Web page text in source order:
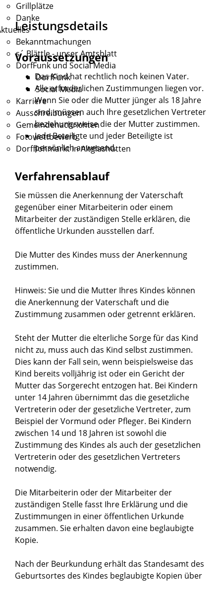
Grillplätze
Danke
Bekanntmachungen
s´ Blättle - unser Amtsblatt
DorfFunk und Social Media
DorfFunk
Social Media
Karriere
Ausschreibungen
Gemeindenachrichten
Fotowettbewerb
Dorfflohmarkt in Altglashütten
Leistungsdetails
Voraussetzungen
Das Kind hat rechtlich noch keinen Vater.
Alle erforderlichen Zustimmungen liegen vor.
Wenn Sie oder die Mutter jünger als 18 Jahre
sind, müssen auch Ihre gesetzlichen Vertreter
beziehungsweise die der Mutter zustimmen.
Jede Beteiligte und jeder Beteiligte ist
persönlich anwesend.
Verfahrensablauf
Sie müssen die Anerkennung der Vaterschaft
gegenüber einer Mitarbeiterin oder einem
Mitarbeiter der zuständigen Stelle erklären, die
öffentliche Urkunden ausstellen darf.
Die Mutter des Kindes muss der Anerkennung
zustimmen.
Hinweis: Sie und die Mutter Ihres Kindes können
die Anerkennung der Vaterschaft und die
Zustimmung zusammen oder getrennt erklären.
Steht der Mutter die elterliche Sorge für das Kind
nicht zu, muss auch das Kind selbst zustimmen.
Dies kann der Fall sein, wenn beispielsweise das
Kind bereits volljährig ist oder ein Gericht der
Mutter das Sorgerecht entzogen hat. Bei Kindern
unter 14 Jahren übernimmt das die gesetzliche
Vertreterin oder der gesetzliche Vertreter, zum
Beispiel der Vormund oder Pfleger. Bei Kindern
zwischen 14 und 18 Jahren ist sowohl die
Zustimmung des Kindes als auch der gesetzlichen
Vertreterin oder des gesetzlichen Vertreters
notwendig.
Die Mitarbeiterin oder der Mitarbeiter der
zuständigen Stelle fasst Ihre Erklärung und die
Zustimmungen in einer öffentlichen Urkunde
zusammen. Sie erhalten davon eine beglaubigte
Kopie.
Nach der Beurkundung erhält das Standesamt des
Geburtsortes des Kindes beglaubigte Kopien über